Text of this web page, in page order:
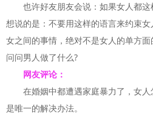
也许好友朋友会说：如果女人都
想说的是：不要用这样的语言来约束
女之间的事情，绝对不是女人的单方
问问男人做了什么?
网友评论：
在婚姻中都遭遇家庭暴力了，女
是唯一的解决办法。